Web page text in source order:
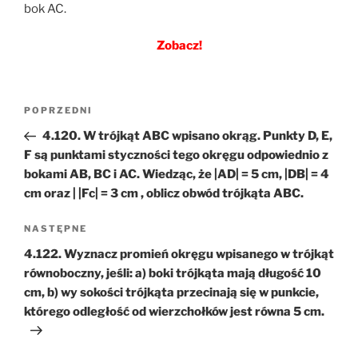
bok AC.
Zobacz!
Nawigacja
Poprzedni
wpis
POPRZEDNI
4.120. W trójkąt ABC wpisano okrąg. Punkty D, E,
F są punktami styczności tego okręgu odpowiednio z
bokami AB, BC i AC. Wiedząc, że |AD| = 5 cm, |DB| = 4
cm oraz | |Fc| = 3 cm , oblicz obwód trójkąta ABC.
Następny
wpis
NASTĘPNE
4.122. Wyznacz promień okręgu wpisanego w trójkąt
równoboczny, jeśli: a) boki trójkąta mają długość 10
cm, b) wy sokości trójkąta przecinają się w punkcie,
którego odległość od wierzchołków jest równa 5 cm.